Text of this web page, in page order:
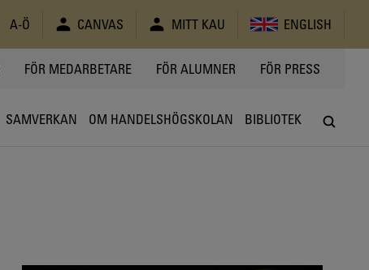
A-Ö CANVAS MITT KAU ENGLISH
FÖR MEDARBETARE FÖR ALUMNER FÖR PRESS
SAMVERKAN OM HANDELSHÖGSKOLAN BIBLIOTEK